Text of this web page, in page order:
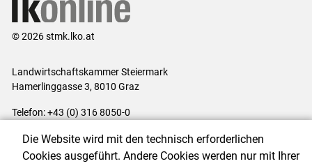
© 2026 stmk.lko.at
Landwirtschaftskammer Steiermark
Hamerlinggasse 3, 8010 Graz
Telefon: +43 (0) 316 8050-0
Impressum|Kontakt|Datenschutzerklärung|Barrierefreiheit|
Die Website wird mit den technisch erforderlichen
Cookies ausgeführt. Andere Cookies werden nur mit Ihrer